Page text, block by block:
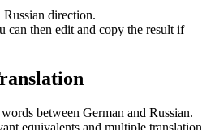
direction.
can then edit and copy the result if
between German and Russian.